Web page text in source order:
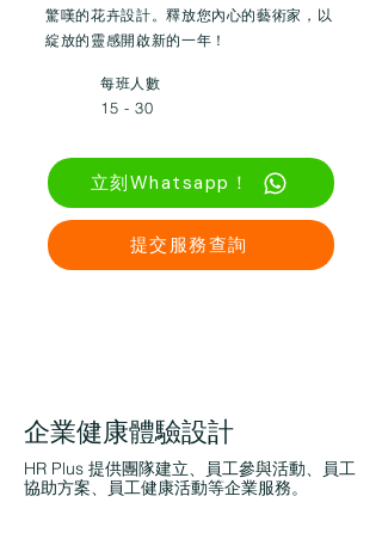
驚嘆的花卉設計。釋放您內心的藝術家，以
綻放的靈感開啟新的一年！
每班人數
15 - 30
立刻Whatsapp！
提交服務查詢
企業健康體驗設計
HR Plus 提供團隊建立、員工參與活動、員工
協助方案、員工健康活動等企業服務。